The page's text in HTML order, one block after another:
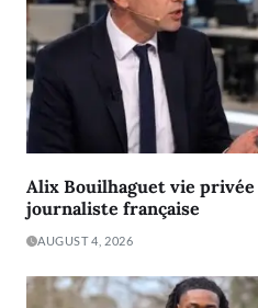
Alix Bouilhaguet vie privée
journaliste française
AUGUST 4, 2026